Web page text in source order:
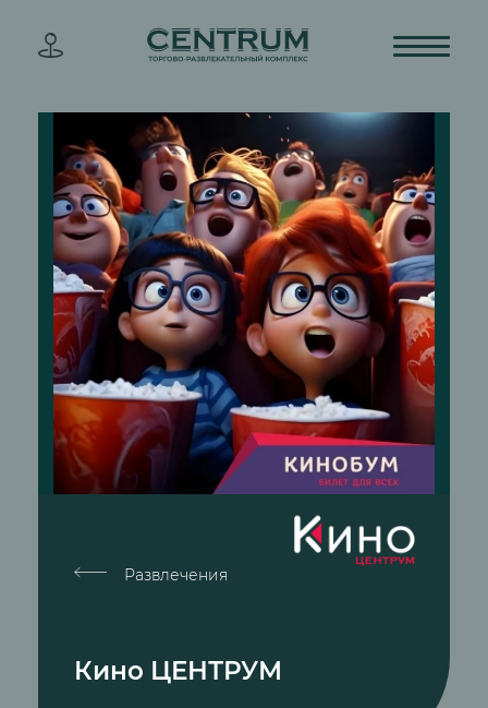
Развлечения
Кино ЦЕНТРУМ